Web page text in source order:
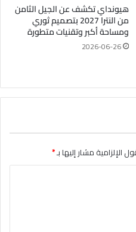
هيونداي تكشف عن الجيل الثامن
من النترا 2027 بتصميم ثوري
ومساحة أكبر وتقنيات متطورة
2026-06-26
الإلزامية مشار إليها بـ*